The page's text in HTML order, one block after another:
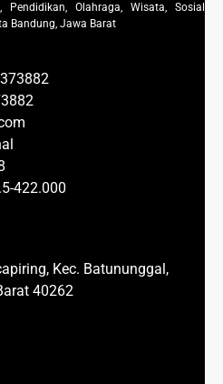
Olahraga, Wisata, Sosial
Bandung, Jawa Barat
422.000
Kec. Batununggal,
40262